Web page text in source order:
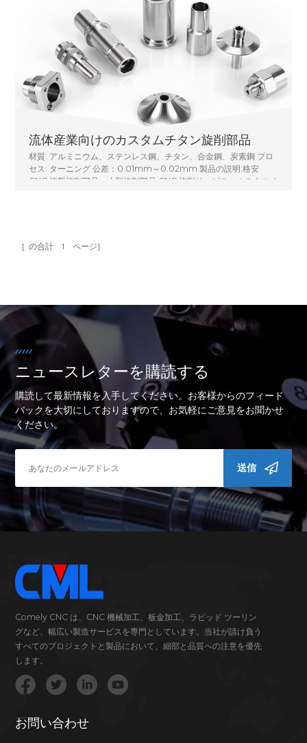
流体産業向けのカスタムチタン旋削部品
材質: アルミニウム、ステンレス鋼、チタン、合金鋼、炭素鋼 プロ
セス: ターニング 公差：0.01mm～0.02mm 製品の説明:格安
CNC 旋盤旋削部品、小型旋削部品 CNC 旋削サービス、カスタマイ
[ の合計 1 ページ]
ニュースレターを購読する
購読して最新情報を入手してください。お客様からのフィード
バックを大切にしておりますので、お気軽にご意見をお聞かせ
ください。
送信
Comely CNC は、CNC 機械加工、板金加工、ラピッド ツーリン
グなど、幅広い製造サービスを専門としています。当社が請け負う
すべてのプロジェクトと製品において、細部と品質への注意を優先
します。
お問い合わせ